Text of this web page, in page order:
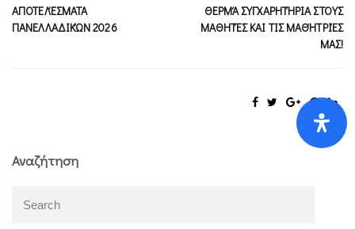
ΑΠΟΤΕΛΈΣΜΑΤΑ
ΠΑΝΕΛΛΑΔΙΚΏΝ 2026
ΘΕΡΜΆ ΣΥΓΧΑΡΗΤΉΡΙΑ ΣΤΟΥΣ
ΜΑΘΗΤΈΣ ΚΑΙ ΤΙΣ ΜΑΘΉΤΡΙΈΣ
ΜΑΣ!
Αναζήτηση